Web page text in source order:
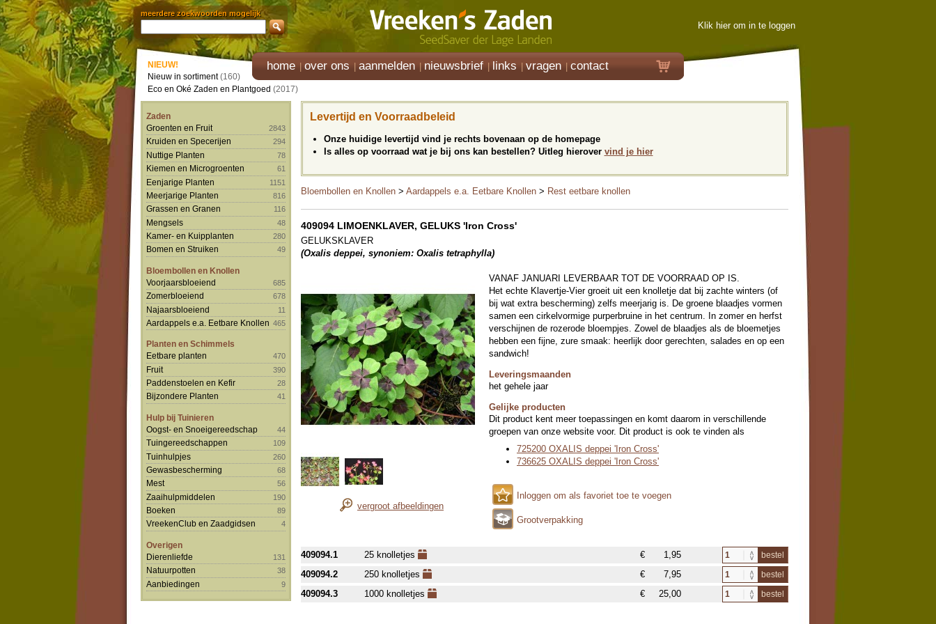
meerdere zoekwoorden mogelijk
Klik hier om in te loggen
home over ons aanmelden nieuwsbrief links vragen contact
NIEUW!
Nieuw in sortiment(160)
Eco en Oké Zaden en Plantgoed (2017)
Zaden
Groenten en Fruit
2843
Kruiden en Specerijen 294
Nuttige Planten 78
Kiemen en Microgroenten 61
Eenjarige Planten 1151
Meerjarige Planten 816
Grassen en Granen 116
Mengsels 48
Kamer- en Kuipplanten 280
Bomen en Struiken 49
Bloembollen en Knollen
Voorjaarsbloeiend
685
Zomerbloeiend 678
Najaarsbloeiend 11
Aardappels e.a. Eetbare Knollen 465
Planten en Schimmels
Eetbare planten
470
Fruit 390
Paddenstoelen en Kefir 28
Bijzondere Planten 41
Hulp bij Tuinieren
Oogst- en Snoeigereedschap
44
Tuingereedschappen 109
Tuinhulpjes 260
Gewasbescherming 68
Mest 56
Zaaihulpmiddelen 190
Boeken 89
VreekenClub en Zaadgidsen 4
Overigen
Dierenliefde
131
Natuurpotten 38
Aanbiedingen 9
Levertijd en Voorraadbeleid
Onze huidige levertijd vind je rechts bovenaan op de homepage
Is alles op voorraad wat je bij ons kan bestellen? Uitleg hierover vind je hier
Bloembollen en Knollen > Aardappels e.a. Eetbare Knollen > Rest eetbare knollen
409094 LIMOENKLAVER, GELUKS 'Iron Cross'
GELUKSKLAVER
(Oxalis deppei, synoniem: Oxalis tetraphylla)
vergroot afbeeldingen
VANAF JANUARI LEVERBAAR TOT DE VOORRAAD OP IS.
Het echte Klavertje-Vier groeit uit een knolletje dat bij zachte winters (of
bij wat extra bescherming) zelfs meerjarig is. De groene blaadjes vormen
samen een cirkelvormige purperbruine in het centrum. In zomer en herfst
verschijnen de rozerode bloempjes. Zowel de blaadjes als de bloemetjes
hebben een fijne, zure smaak: heerlijk door gerechten, salades en op een
sandwich!
Leveringsmaanden
het gehele jaar
Gelijke producten
Dit product kent meer toepassingen en komt daarom in verschillende
groepen van onze website voor. Dit product is ook te vinden als
725200 OXALIS deppei 'Iron Cross'
736625 OXALIS deppei 'Iron Cross'
Inloggen om als favoriet toe te voegen
Grootverpakking
409094.1 25 knolletjes € 1,95 bestel
409094.2 250 knolletjes € 7,95 bestel
409094.3 1000 knolletjes € 25,00 bestel